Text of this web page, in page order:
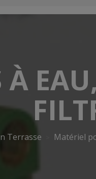
À
Terrasse Matériel